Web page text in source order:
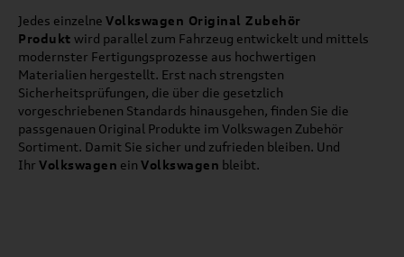
Jedes einzelne Volkswagen Original Zubehör
Produkt wird parallel zum Fahrzeug entwickelt und mittels
modernster Fertigungsprozesse aus hochwertigen
Materialien hergestellt. Erst nach strengsten
Sicherheitsprüfungen, die über die gesetzlich
vorgeschriebenen Standards hinausgehen, finden Sie die
passgenauen Original Produkte im Volkswagen Zubehör
Sortiment. Damit Sie sicher und zufrieden bleiben. Und
Ihr Volkswagen ein Volkswagen bleibt.